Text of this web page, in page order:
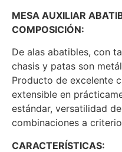
MESA AUXILIAR
COMPOSICIÓN:
De alas abatibles, con
chasis y patas son
Producto de excelente
extensible en
estándar, versatilidad
combinaciones a
CARACTERÍSTICAS: